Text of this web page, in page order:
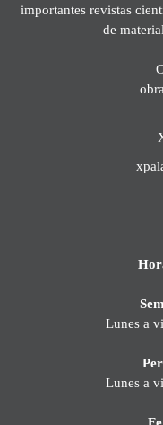
importantes revistas
de
Lunes a
Lunes a